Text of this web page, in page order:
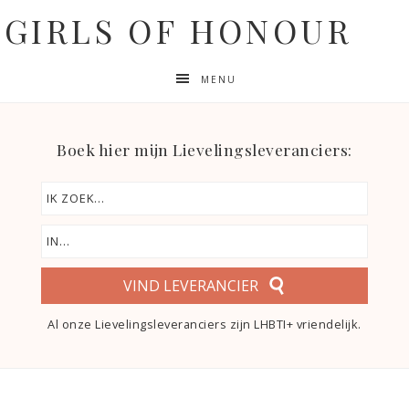
GIRLS OF HONOUR
MENU
Boek hier mijn Lievelingsleveranciers:
VIND LEVERANCIER
Al onze Lievelingsleveranciers zijn LHBTI+ vriendelijk.